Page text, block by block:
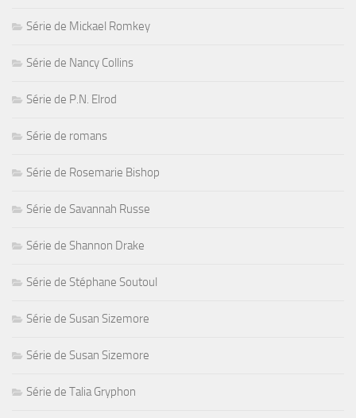
Série de Mickael Romkey
Série de Nancy Collins
Série de P.N. Elrod
Série de romans
Série de Rosemarie Bishop
Série de Savannah Russe
Série de Shannon Drake
Série de Stéphane Soutoul
Série de Susan Sizemore
Série de Susan Sizemore
Série de Talia Gryphon